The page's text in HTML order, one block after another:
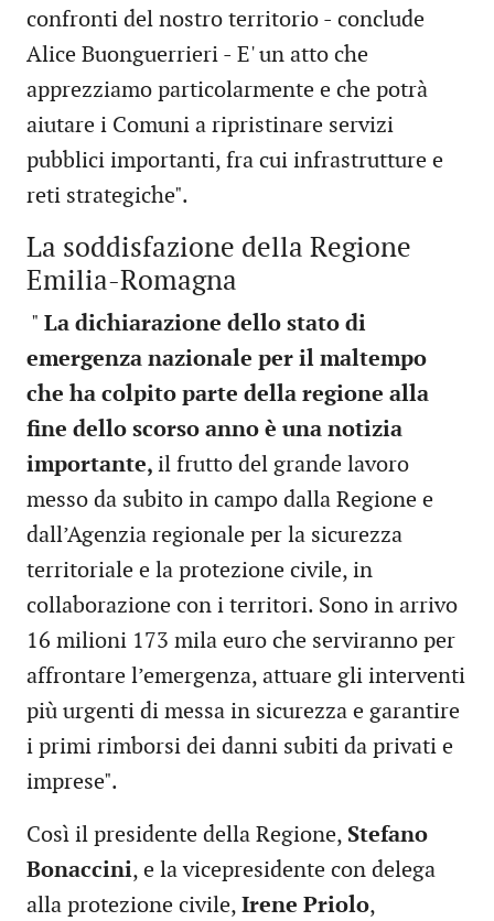
confronti del nostro territorio - conclude
Alice Buonguerrieri - E' un atto che
apprezziamo particolarmente e che potrà
aiutare i Comuni a ripristinare servizi
pubblici importanti, fra cui infrastrutture e
reti strategiche".
La soddisfazione della Regione
Emilia-Romagna
" La dichiarazione dello stato di
emergenza nazionale per il maltempo
che ha colpito parte della regione alla
fine dello scorso anno è una notizia
importante, il frutto del grande lavoro
messo da subito in campo dalla Regione e
dall’Agenzia regionale per la sicurezza
territoriale e la protezione civile, in
collaborazione con i territori. Sono in arrivo
16 milioni 173 mila euro che serviranno per
affrontare l’emergenza, attuare gli interventi
più urgenti di messa in sicurezza e garantire
i primi rimborsi dei danni subiti da privati e
imprese".
Così il presidente della Regione, Stefano
Bonaccini, e la vicepresidente con delega
alla protezione civile, Irene Priolo,